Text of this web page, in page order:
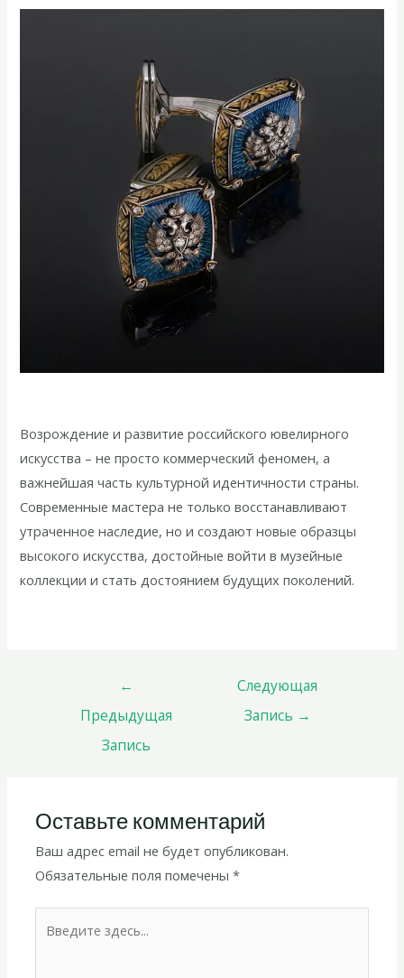
Возрождение и развитие российского ювелирного
искусства – не просто коммерческий феномен, а
важнейшая часть культурной идентичности страны.
Современные мастера не только восстанавливают
утраченное наследие, но и создают новые образцы
высокого искусства, достойные войти в музейные
коллекции и стать достоянием будущих поколений.
←
Предыдущая
Запись
Следующая
Запись →
Оставьте комментарий
Ваш адрес email не будет опубликован.
Обязательные поля помечены*
здесь...